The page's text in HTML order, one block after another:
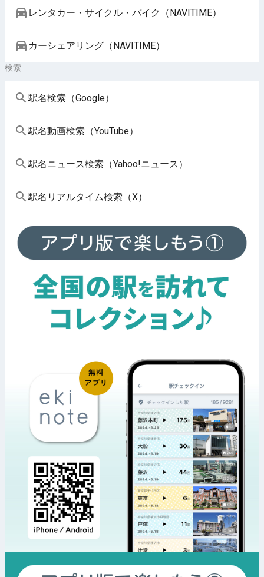
レンタカー・サイクル・バイク（NAVITIME）
カーシェアリング（NAVITIME）
検索
駅名検索（Google）
駅名動画検索（YouTube）
駅名ニュース検索（Yahoo!ニュース）
駅名リアルタイム検索（X）